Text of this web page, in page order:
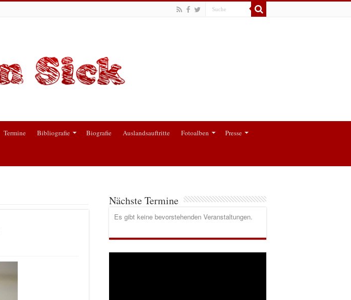
Termine Bibliografie Biografie Auslandsauftritte Fotoalben Presse
Nächste Termine
Es gibt keine bevorstehenden Veranstaltungen.